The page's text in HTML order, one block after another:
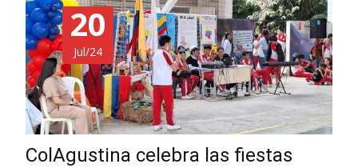
20
Jul/24
ColAgustina celebra las fiestas